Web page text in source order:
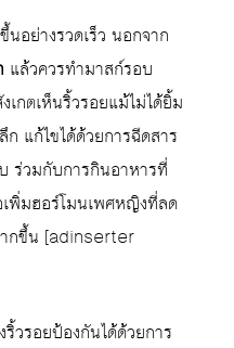
อย่างรวดเร็ว นอกจาก
แล้วควรทำมาสก์รอบ
กตเห็นริ้วรอยแม้ไม่ได้ยิ้ม
ก แก้ไขได้ด้วยการฉีดสาร
ร่วมกับการกินอาหารที่
พิ่มฮอร์โมนเพศหญิงที่ลด
กขึ้น [adinserter
วรอยป้องกันได้ด้วยการ